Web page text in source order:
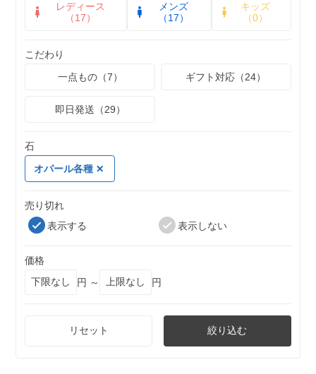
レディース
（17）
メンズ
（17）
キッズ
（0）
こだわり
一点もの（7）
ギフト対応（24）
即日発送（29）
石
オパール各種
売り切れ
表示する
表示しない
価格
円 ～
円
リセット 絞り込む